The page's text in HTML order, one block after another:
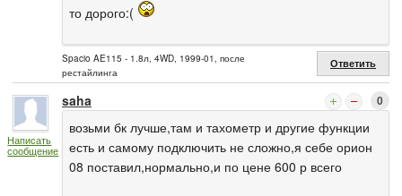
то дорого:(
Spacio AE115 - 1.8л, 4WD, 1999-01, после
рестайлинга
Ответить
Написать
сообщение
saha 0
возьми бк лучше,там и тахометр и другие функции
есть и самому подключить не сложно,я себе орион
08 поставил,нормально,и по цене 600 р всего